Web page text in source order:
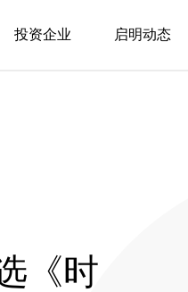
投资企业 启明动态
《时